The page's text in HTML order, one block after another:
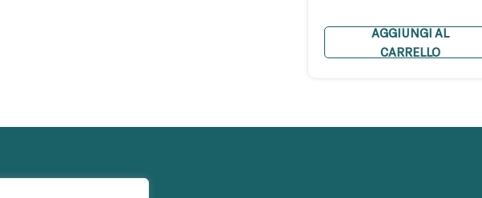
AGGIUNGI AL
CARRELLO